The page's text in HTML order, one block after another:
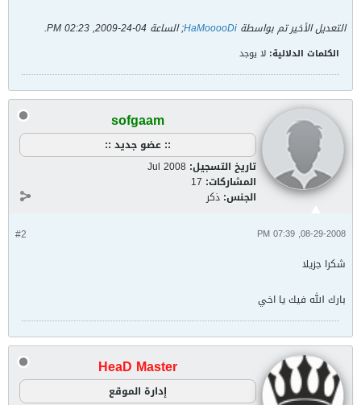
التعديل الأخير تم بواسطة HaMooooDi; الساعة 04-24-2009, 02:23 PM
.
الكلمات الدلالية: لا يوجد
sofgaam
:: عضو جديد ::
تاريخ التسجيل: Jul 2008
المشاركات: 17
الجنس: ذكر
#2 08-29-2008, 07:39 PM
شكرا جزيلا
بارك الله فيك يا اخي
HeaD Master
إدارة الموقع